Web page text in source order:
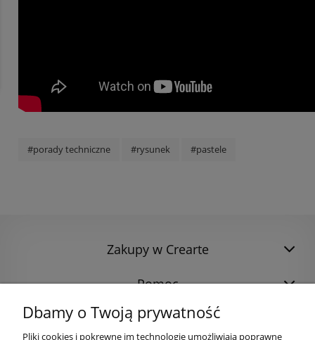
#porady techniczne #rysunek #pastele
Zakupy w Crearte
Pomoc
Dbamy o Twoją prywatność
Pliki cookies i pokrewne im technologie umożliwiają poprawne